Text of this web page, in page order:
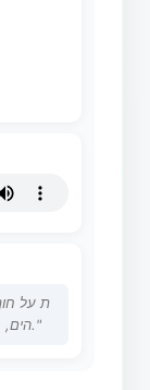
הים, בזמן שבני אדם סביבה מצלמים תמונות."